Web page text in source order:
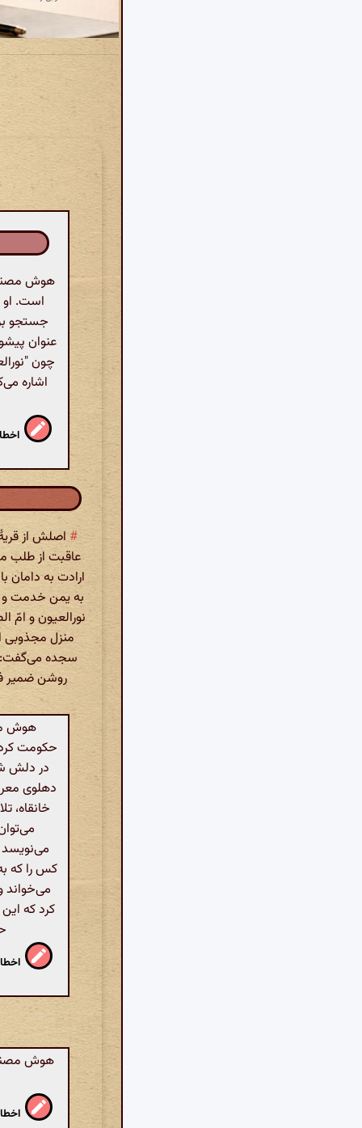
هوش
است. او
جستجو
عنوان
چون
اشاره
# اصلش از
عاقبت از طلب
ارادت به
به یمن خدمت و
نورالعیون و امّ
منزل مجذوبی
سجده می‌گفت:
روشن ضمیر
هوش
حکومت
در دلش
دهلوی
خانقاه،
کس را که
می‌خواند
کرد که
هوش